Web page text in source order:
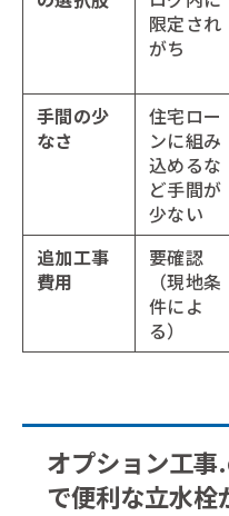
限定され
がち
手間の少
なさ
住宅ロー
ンに組み
込めるな
ど手間が
少ない
追加工事
費用
要確認
（現地条
件によ
る）
オプション工
で便利な立水栓